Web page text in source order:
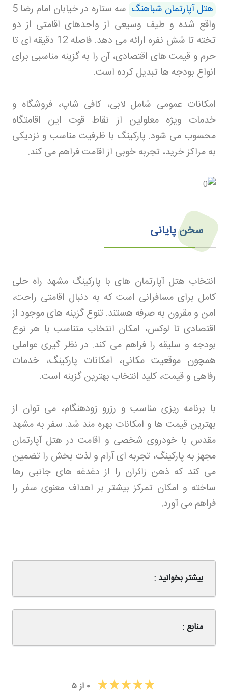
هتل آپارتمان شباهنگ
سه ستاره در خیابان امام رضا 5
واقع شده و طیف وسیعی از واحدهای اقامتی از دو
تخته تا شش نفره ارائه می دهد. فاصله 12 دقیقه ای تا
حرم و قیمت های اقتصادی، آن را به گزینه مناسبی برای
انواع بودجه ها تبدیل کرده است.
امکانات عمومی شامل لابی، کافی شاپ، فروشگاه و
خدمات ویژه معلولین از نقاط قوت این اقامتگاه
محسوب می شود. پارکینگ با ظرفیت مناسب و نزدیکی
به مراکز خرید، تجربه خوبی از اقامت فراهم می کند.
سخن پایانی
انتخاب هتل آپارتمان های با پارکینگ مشهد راه حلی
کامل برای مسافرانی است که به دنبال اقامتی راحت،
امن و مقرون به صرفه هستند. تنوع گزینه های موجود از
اقتصادی تا لوکس، امکان انتخاب متناسب با هر نوع
بودجه و سلیقه را فراهم می کند. در نظر گیری عواملی
همچون موقعیت مکانی، امکانات پارکینگ، خدمات
رفاهی و قیمت، کلید انتخاب بهترین گزینه است.
با برنامه ریزی مناسب و رزرو زودهنگام، می توان از
بهترین قیمت ها و امکانات بهره مند شد. سفر به مشهد
مقدس با خودروی شخصی و اقامت در هتل آپارتمان
مجهز به پارکینگ، تجربه ای آرام و لذت بخش را تضمین
می کند که ذهن زائران را از دغدغه های جانبی رها
ساخته و امکان تمرکز بیشتر بر اهداف معنوی سفر را
فراهم می آورد.
بیشتر بخوانید :
منابع :
۰ از۵